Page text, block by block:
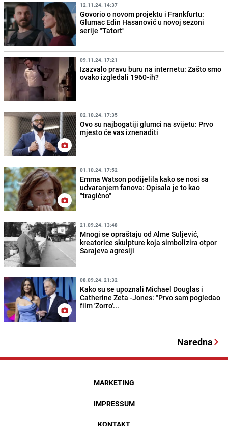
12.11.24. 14:37
Govorio o novom projektu i Frankfurtu:
Glumac Edin Hasanović u novoj sezoni
serije "Tatort"
09.11.24. 17:21
Izazvalo pravu buru na internetu: Zašto smo
ovako izgledali 1960-ih?
02.10.24. 17:35
Ovo su najbogatiji glumci na svijetu: Prvo
mjesto će vas iznenaditi
01.10.24. 17:52
Emma Watson podijelila kako se nosi sa
udvaranjem fanova: Opisala je to kao
"tragično"
21.09.24. 13:48
Mnogi se opraštaju od Alme Suljević,
kreatorice skulpture koja simbolizira otpor
Sarajeva agresiji
08.09.24. 21:32
Kako su se upoznali Michael Douglas i
Catherine Zeta -Jones: "Prvo sam pogledao
film 'Zorro'...
Naredna
MARKETING
IMPRESSUM